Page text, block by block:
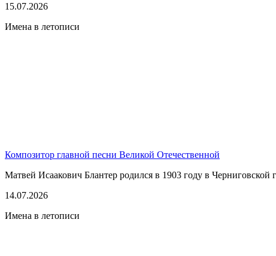
15.07.2026
Имена в летописи
Композитор главной песни Великой Отечественной
Матвей Исаакович Блантер родился в 1903 году в Черниговской
14.07.2026
Имена в летописи